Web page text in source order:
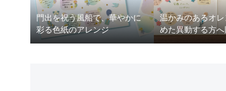
門出を祝う風船で、華やかに
彩る色紙のアレンジ
温かみのあるオ
めた異動する方